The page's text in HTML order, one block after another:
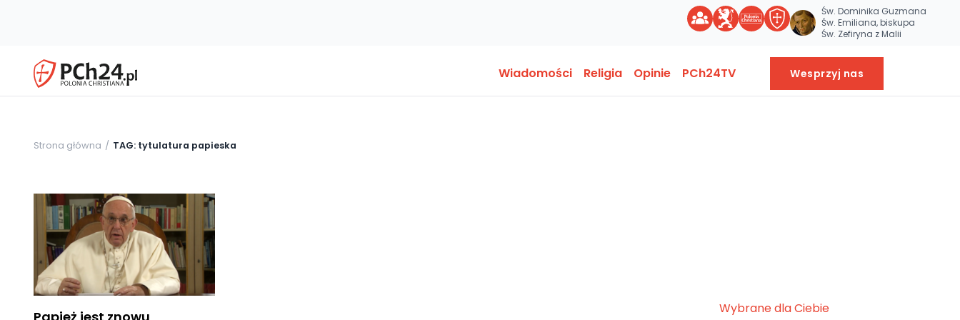
Św. Dominika Guzmana
Św. Emiliana, biskupa
Św. Zefiryna z Malii
Wiadomości Religia Opinie PCh24TV Wesprzyj nas
Strona główna TAG: tytulatura papieska
Wybrane dla Ciebie